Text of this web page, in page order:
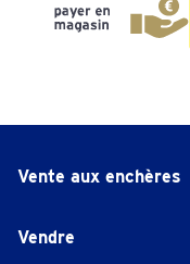
Vente aux enchères
Vendre